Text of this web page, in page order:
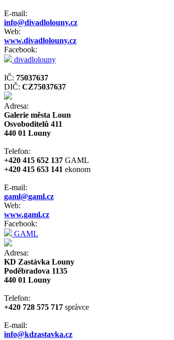
E-mail:
info@divadlolouny.cz
Web:
www.divadlolouny.cz
Facebook:
divadlolouny
IČ: 75037637
DIČ: CZ75037637
Adresa:
Galerie města Loun
Osvoboditelů 411
440 01 Louny
Telefon:
+420 415 652 137 GAML
+420 415 653 141 ekonom
E-mail:
gaml@gaml.cz
Web:
www.gaml.cz
Facebook:
GAML
Adresa:
KD Zastávka Louny
Poděbradova 1135
440 01 Louny
Telefon:
+420 728 575 717 správce
E-mail:
info@kdzastavka.cz